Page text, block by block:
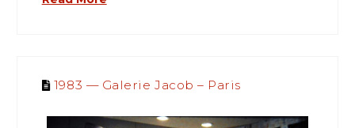
1983 — Galerie Jacob – Paris